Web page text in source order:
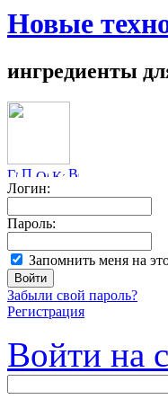
Новые
ингредиенты
Логин:
Пароль:
Запомнить меня на
Забыли свой пароль?
Регистрация
Войти на